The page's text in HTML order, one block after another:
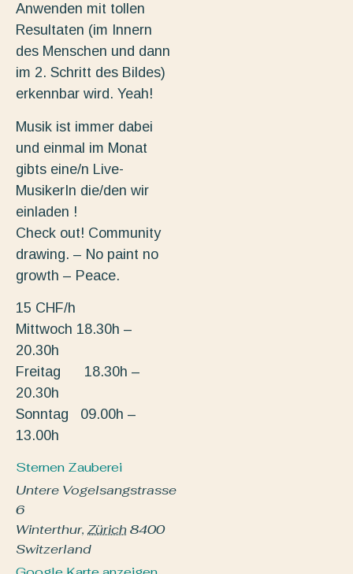
Anwenden mit tollen
Resultaten (im Innern
des Menschen und dann
im 2. Schritt des Bildes)
erkennbar wird. Yeah!
Musik ist immer dabei
und einmal im Monat
gibts eine/n Live-
MusikerIn die/den wir
einladen !
Check out! Community
drawing. – No paint no
growth – Peace.
15 CHF/h
Mittwoch 18.30h –
20.30h
Freitag 18.30h –
20.30h
Sonntag 09.00h –
13.00h
Sternen Zauberei
Untere Vogelsangstrasse
6
Winterthur, Zürich8400
Switzerland